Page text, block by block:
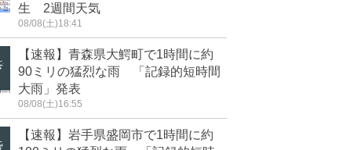
生 2週間天気
08/08(土)18:41
【速報】青森県大鰐町で1時間に約
90ミリの猛烈な雨 「記録的短時間
大雨」発表
08/08(土)16:55
【速報】岩手県盛岡市で1時間に約